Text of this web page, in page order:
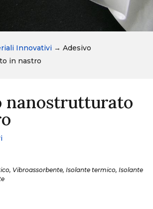
Innovativi → Adesivo
in nastro
nanostrutturato
Vibroassorbente, Isolante termico, Isolante